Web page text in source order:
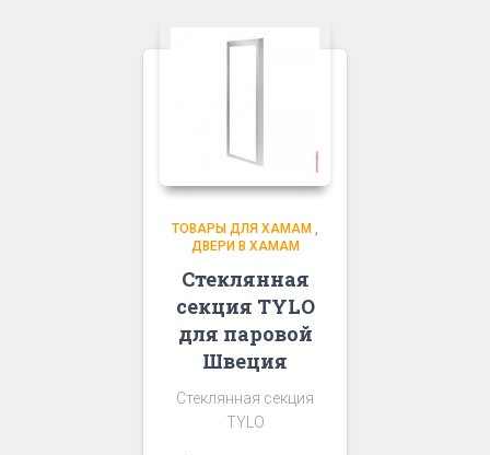
ТОВАРЫ ДЛЯ ХАМАМ ,
ДВЕРИ В ХАМАМ
Стеклянная
секция TYLO
для паровой
Швеция
Стеклянная секция
TYLO